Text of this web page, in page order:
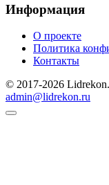
Информация
О проекте
Политика
Контакты
© 2017-2026
admin@lidrekon.ru